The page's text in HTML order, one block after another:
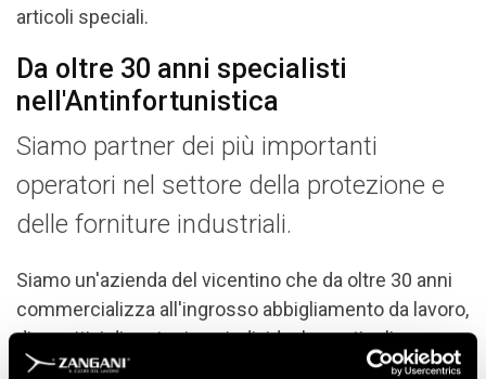
articoli speciali.
Da oltre 30 anni specialisti
nell'Antinfortunistica
Siamo partner dei più importanti
operatori nel settore della protezione e
delle forniture industriali.
Siamo un'azienda del vicentino che da oltre 30 anni
commercializza all'ingrosso abbigliamento da lavoro,
dispositivi di protezione individuale e articoli
antinfortunistici. La volontà di offrire al mercato la